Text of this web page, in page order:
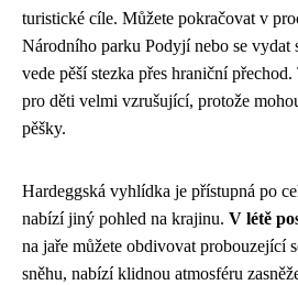
turistické cíle. Můžete pokračovat v
Národního parku Podyjí nebo se vydat
vede pěší stezka přes hraniční
pro děti velmi vzrušující, protože
pěšky.
Hardeggská vyhlídka je přístupná po
nabízí jiný pohled na krajinu. V létě
na jaře můžete obdivovat probouzející
sněhu, nabízí klidnou atmosféru